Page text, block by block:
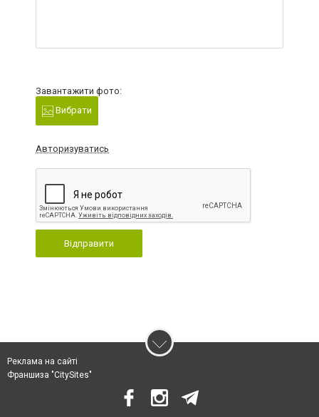
Завантажити фото:
Вибрати
Авторизуватись
Відправити
Реклама на сайті
Франшиза "CitySites"